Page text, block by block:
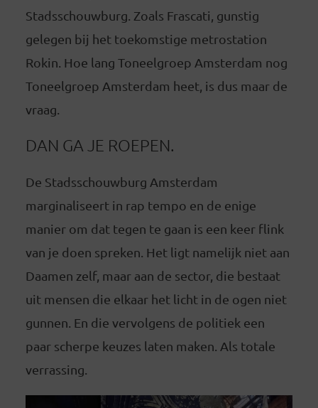
Stadsschouwburg. Zoals Frascati, gunstig
gelegen bij het toekomstige metrostation
Rokin. Hoe lang Toneelgroep Amsterdam nog
Toneelgroep Amsterdam heet, is dus maar de
vraag.
DAN GA JE ROEPEN.
De Stadsschouwburg Amsterdam
marginaliseert in rap tempo en de enige
manier om dat tegen te gaan is een keer flink
van je doen spreken. Het ligt namelijk niet aan
Daamen zelf, maar aan de sector, die bestaat
uit mensen die elkaar het licht in de ogen niet
gunnen. En die vervolgens de politiek een
paar scherpe keuzes laten maken. Als totale
verrassing.